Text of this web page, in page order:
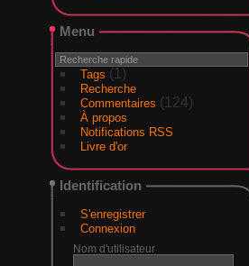
Menu
Tags (1)
Recherche
Commentaires (124)
À propos
Notifications RSS
Livre d'or
Identification
S'enregistrer
Connexion
Nom d'utilisateur